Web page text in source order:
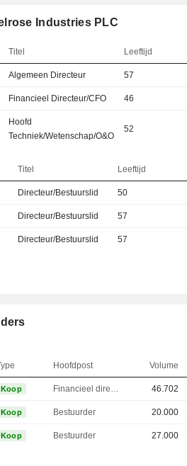
Industries PLC
Titel Leeftijd
Algemeen Directeur 57
Financieel Directeur/CFO 46
Hoofd
Techniek/Wetenschap/O&O
52
Titel Leeftijd
Directeur/Bestuurslid 50
Directeur/Bestuurslid 57
Directeur/Bestuurslid 57
Hoofdpost Volume
Koop 46.702
Koop Bestuurder 20.000
Koop Bestuurder 27.000